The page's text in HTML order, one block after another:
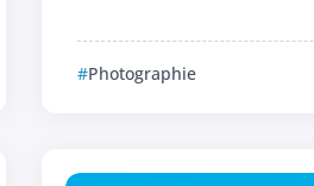
Photographie